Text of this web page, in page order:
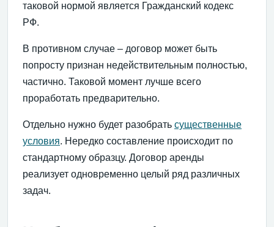
таковой нормой является Гражданский кодекс
РФ.
В противном случае – договор может быть
попросту признан недействительным полностью,
частично. Таковой момент лучше всего
проработать предварительно.
Отдельно нужно будет разобрать существенные
условия. Нередко составление происходит по
стандартному образцу. Договор аренды
реализует одновременно целый ряд различных
задач.